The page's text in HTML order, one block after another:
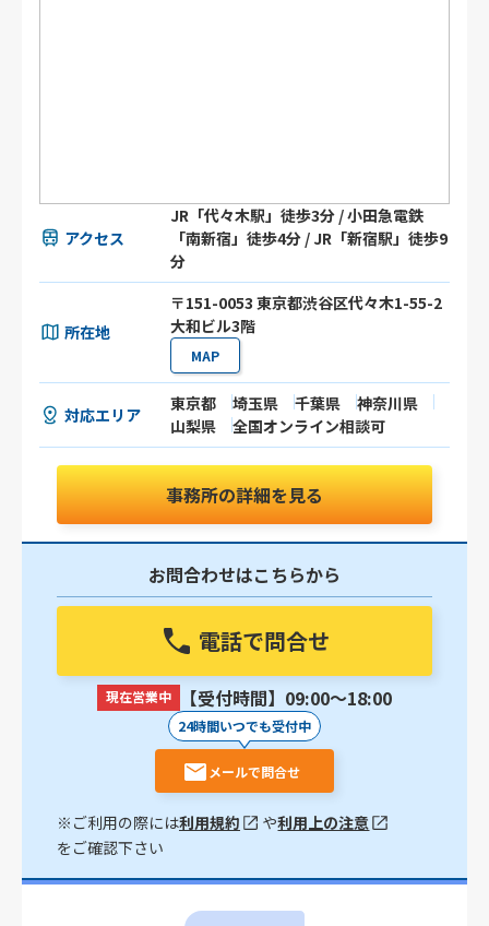
アクセス
JR「代々木駅」徒歩3分 / 小田急電鉄
「南新宿」徒歩4分 / JR「新宿駅」徒歩9
分
所在地
〒151-0053 東京都渋谷区代々木1-55-2
大和ビル3階
MAP
対応エリア
東京都 埼玉県 千葉県
神奈川県
山梨県
全国オンライン相談可
事務所の詳細を見る
お問合わせはこちらから
電話で問合せ
現在営業中 【受付時間】09:00〜18:00
24時間いつでも受付中
メールで問合せ
※ご利用の際には利用規約 や利用上の注意
をご確認下さい